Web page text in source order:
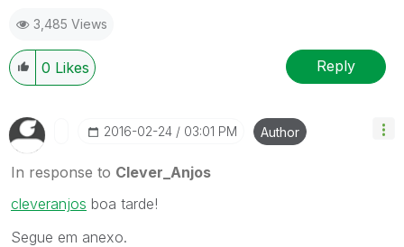
3,485 Views
0 Likes Reply
‎2016-02-24 03:01 PM Author
In response to Clever_Anjos
cleveranjos ‌ boa tarde!
Segue em anexo.